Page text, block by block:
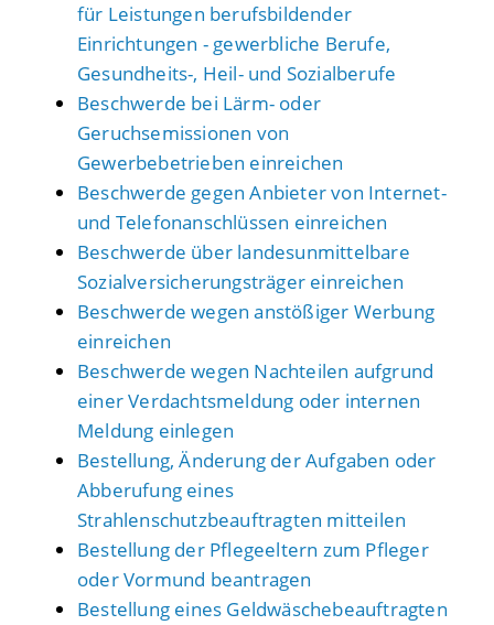
für Leistungen berufsbildender
Einrichtungen - gewerbliche Berufe,
Gesundheits-, Heil- und Sozialberufe
Beschwerde bei Lärm- oder
Geruchsemissionen von
Gewerbebetrieben einreichen
Beschwerde gegen Anbieter von Internet-
und Telefonanschlüssen einreichen
Beschwerde über landesunmittelbare
Sozialversicherungsträger einreichen
Beschwerde wegen anstößiger Werbung
einreichen
Beschwerde wegen Nachteilen aufgrund
einer Verdachtsmeldung oder internen
Meldung einlegen
Bestellung, Änderung der Aufgaben oder
Abberufung eines
Strahlenschutzbeauftragten mitteilen
Bestellung der Pflegeeltern zum Pfleger
oder Vormund beantragen
Bestellung eines Geldwäschebeauftragten